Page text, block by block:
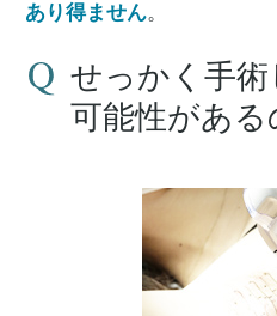
あり得ません。
せっかく手
可能性がある